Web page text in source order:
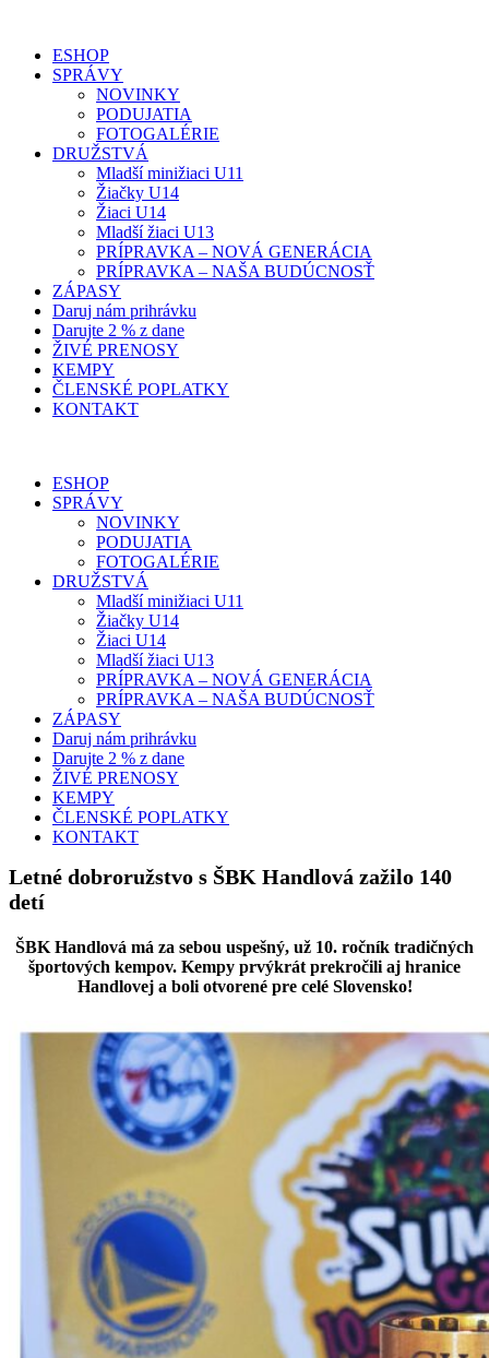
ESHOP
SPRÁVY
NOVINKY
PODUJATIA
FOTOGALÉRIE
DRUŽSTVÁ
Mladší minižiaci U11
Žiačky U14
Žiaci U14
Mladší žiaci U13
PRÍPRAVKA – NOVÁ GENERÁCIA
PRÍPRAVKA – NAŠA BUDÚCNOSŤ
ZÁPASY
Daruj nám prihrávku
Darujte 2 % z dane
ŽIVÉ PRENOSY
KEMPY
ČLENSKÉ POPLATKY
KONTAKT
ESHOP
SPRÁVY
NOVINKY
PODUJATIA
FOTOGALÉRIE
DRUŽSTVÁ
Mladší minižiaci U11
Žiačky U14
Žiaci U14
Mladší žiaci U13
PRÍPRAVKA – NOVÁ GENERÁCIA
PRÍPRAVKA – NAŠA BUDÚCNOSŤ
ZÁPASY
Daruj nám prihrávku
Darujte 2 % z dane
ŽIVÉ PRENOSY
KEMPY
ČLENSKÉ POPLATKY
KONTAKT
Letné dobroružstvo s ŠBK Handlová zažilo 140
detí
ŠBK Handlová má za sebou uspešný, už 10. ročník tradičných
športových kempov. Kempy prvýkrát prekročili aj hranice
Handlovej a boli otvorené pre celé Slovensko!